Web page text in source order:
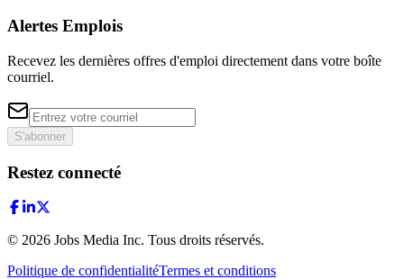
Alertes Emplois
Recevez les dernières offres d'emploi directement dans votre boîte
courriel.
S'abonner
Restez connecté
© 2026 Jobs Media Inc. Tous droits réservés.
Politique de confidentialitéTermes et conditions